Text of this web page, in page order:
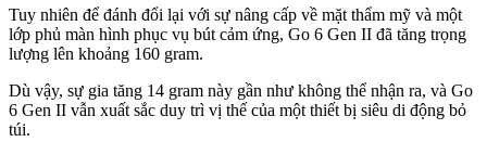
Tuy nhiên để đánh đổi lại với sự nâng cấp về mặt thẩm mỹ và một
lớp phủ màn hình phục vụ bút cảm ứng, Go 6 Gen II đã tăng trọng
lượng lên khoảng 160 gram.
Dù vậy, sự gia tăng 14 gram này gần như không thể nhận ra, và Go
6 Gen II vẫn xuất sắc duy trì vị thế của một thiết bị siêu di động bỏ
túi.